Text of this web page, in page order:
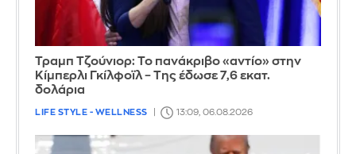
Τραμπ Τζούνιορ: Το πανάκριβο «αντίο» στην
Κίμπερλι Γκίλφοϊλ – Της έδωσε 7,6 εκατ.
δολάρια
LIFE STYLE - WELLNESS 13:09, 06.08.2026